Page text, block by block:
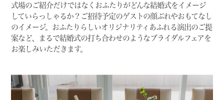
式場のご紹介だけではなく おふたりがどんな結婚式をイメージ
していらっしゃるか？ ご招待予定のゲストの顔ぶれやおもてなし
のイメージ。 おふたりらしいオリジナリティあふれる演出のご提
案など、
まるで結婚式の打ち合わせのようなブライダルフェアを
お楽しみいただきます。